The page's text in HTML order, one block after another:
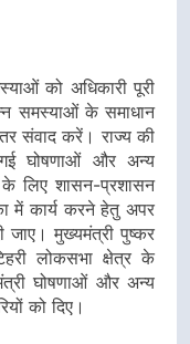
को अधिकारी पूरी
समस्याओं के समाधान
संवाद करें। राज्य की
घोषणाओं और अन्य
लिए शासन-प्रशासन
में कार्य करने हेतु अपर
जाए। मुख्यमंत्री पुष्कर
लोकसभा क्षेत्र के
घोषणाओं और अन्य
को दिए।